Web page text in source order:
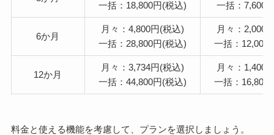
一括：18,800円(税込)
一括：7,600
6か月
月々：4,800円(税込)
一括：28,800円(税込)
月々：2,000
一括：12,000
12か月
月々：3,734円(税込)
一括：44,800円(税込)
月々：1,400
一括：16,800
料金と使える機能を考慮して、プランを選択しましょう。